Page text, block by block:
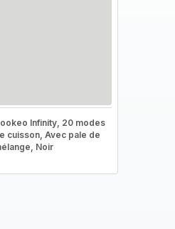
Infinity, 20 modes
cuisson, Avec pale de
Noir